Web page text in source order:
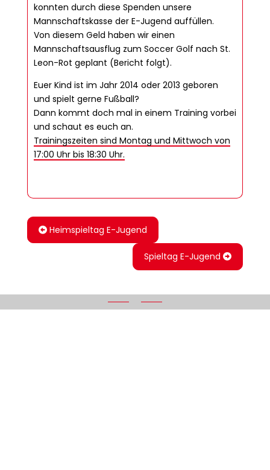
konnten durch diese Spenden unsere
Mannschaftskasse der E-Jugend auffüllen.
Von diesem Geld haben wir einen
Mannschaftsausflug zum Soccer Golf nach St.
Leon-Rot geplant (Bericht folgt).
Euer Kind ist im Jahr 2014 oder 2013 geboren
und spielt gerne Fußball?
Dann kommt doch mal in einem Training vorbei
und schaut es euch an.
Trainingszeiten sind Montag und Mittwoch von
17:00 Uhr bis 18:30 Uhr.
Heimspieltag E-Jugend
Spieltag E-Jugend